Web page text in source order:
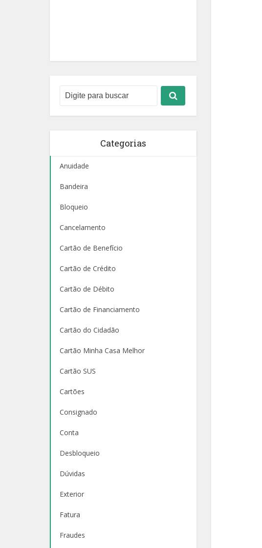
Categorias
Anuidade
Bandeira
Bloqueio
Cancelamento
Cartão de Benefício
Cartão de Crédito
Cartão de Débito
Cartão de Financiamento
Cartão do Cidadão
Cartão Minha Casa Melhor
Cartão SUS
Cartões
Consignado
Conta
Desbloqueio
Dúvidas
Exterior
Fatura
Fraudes